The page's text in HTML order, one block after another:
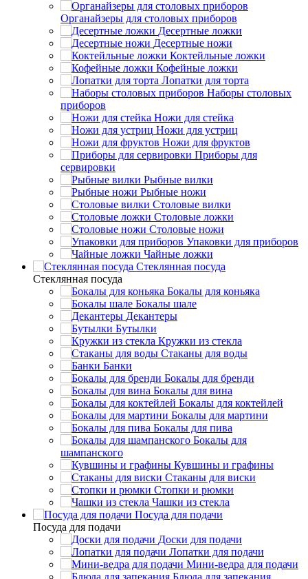
Органайзеры для столовых приборов
Десертные ложки
Десертные ножи
Коктейльные ложки
Кофейные ложки
Лопатки для торта
Наборы столовых
приборов
Ножи для стейка
Ножи для устриц
Ножи для фруктов
Приборы для
сервировки
Рыбные вилки
Рыбные ножи
Столовые вилки
Столовые ложки
Столовые ножи
Упаковки для приборов
Чайные ложки
Стеклянная посуда
Стеклянная посуда
Бокалы для коньяка
Бокалы шале
Декантеры
Бутылки
Кружки из стекла
Стаканы для воды
Банки
Бокалы для бренди
Бокалы для вина
Бокалы для коктейлей
Бокалы для мартини
Бокалы для пива
Бокалы для
шампанского
Кувшины и графины
Стаканы для виски
Стопки и рюмки
Чашки из стекла
Посуда для подачи
Посуда для подачи
Доски для подачи
Лопатки для подачи
Мини-ведра для подачи
Блюда для запекания